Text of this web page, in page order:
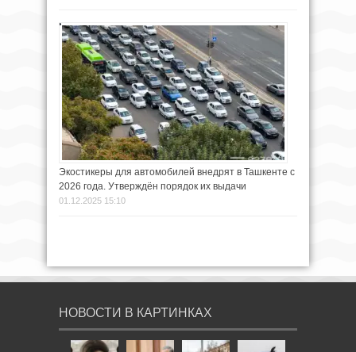
Экостикеры для автомобилей внедрят в Ташкенте с
2026 года. Утверждён порядок их выдачи
01.12.2025 15:10
НОВОСТИ В КАРТИНКАХ